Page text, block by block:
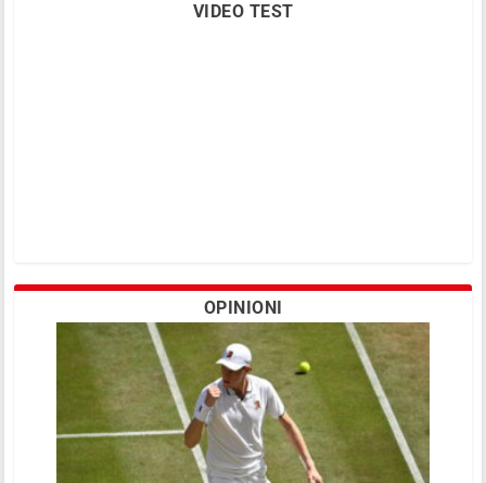
VIDEO TEST
OPINIONI